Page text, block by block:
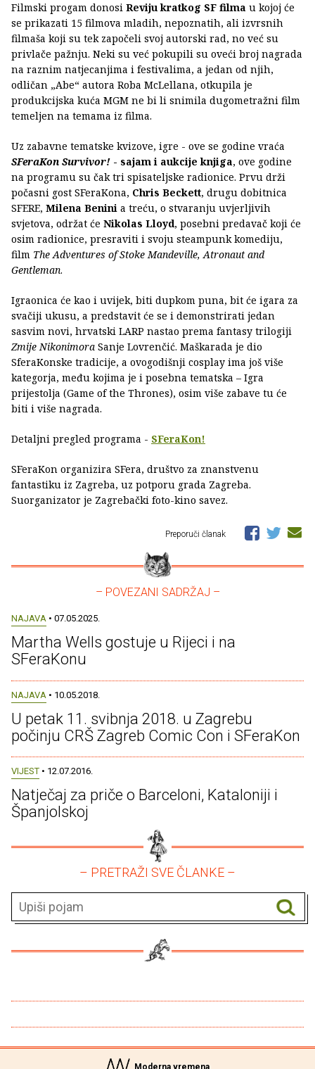
Filmski progam donosi Reviju kratkog SF filma u kojoj će
se prikazati 15 filmova mladih, nepoznatih, ali izvrsnih
filmaša koji su tek započeli svoj autorski rad, no već su
privlače pažnju. Neki su već pokupili su oveći broj nagrada
na raznim natjecanjima i festivalima, a jedan od njih,
odličan „Abe“ autora Roba McLellana, otkupila je
produkcijska kuća MGM ne bi li snimila dugometražni film
temeljen na temama iz filma.
Uz zabavne tematske kvizove, igre - ove se godine vraća
SFeraKon Survivor! - sajam i aukcije knjiga, ove godine
na programu su čak tri spisateljske radionice. Prvu drži
počasni gost SFeraKona, Chris Beckett, drugu dobitnica
SFERE, Milena Benini a treću, o stvaranju uvjerljivih
svjetova, održat će Nikolas Lloyd, posebni predavač koji će
osim radionice, presraviti i svoju steampunk komediju,
film The Adventures of Stoke Mandeville, Atronaut and
Gentleman.
Igraonica će kao i uvijek, biti dupkom puna, bit će igara za
svačiji ukusu, a predstavit će se i demonstrirati jedan
sasvim novi, hrvatski LARP nastao prema fantasy trilogiji
Zmije Nikonimora Sanje Lovrenčić. Maškarada je dio
SferaKonske tradicije, a ovogodišnji cosplay ima još više
kategorja, među kojima je i posebna tematska – Igra
prijestolja (Game of the Thrones), osim više zabave tu će
biti i više nagrada.
Detaljni pregled programa - SFeraKon!
SFeraKon organizira SFera, društvo za znanstvenu
fantastiku iz Zagreba, uz potporu grada Zagreba.
Suorganizator je Zagrebački foto-kino savez.
Preporuči članak
– POVEZANI SADRŽAJ –
NAJAVA • 07.05.2025.
Martha Wells gostuje u Rijeci i na
SFeraKonu
NAJAVA • 10.05.2018.
U petak 11. svibnja 2018. u Zagrebu
počinju CRŠ Zagreb Comic Con i SFeraKon
VIJEST • 12.07.2016.
Natječaj za priče o Barceloni, Kataloniji i
Španjolskoj
– PRETRAŽI SVE ČLANKE –